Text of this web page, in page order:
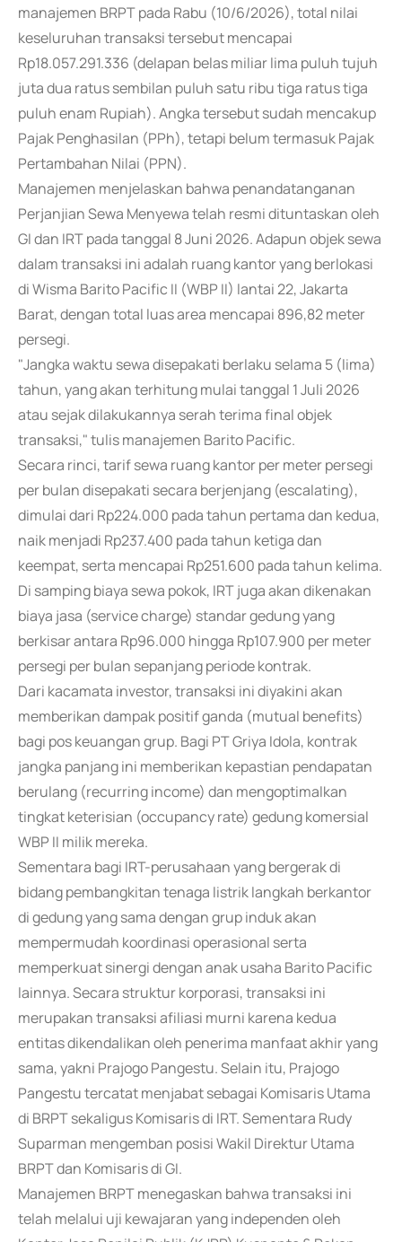
manajemen BRPT pada Rabu (10/6/2026), total nilai
keseluruhan transaksi tersebut mencapai
Rp18.057.291.336 (delapan belas miliar lima puluh tujuh
juta dua ratus sembilan puluh satu ribu tiga ratus tiga
puluh enam Rupiah). Angka tersebut sudah mencakup
Pajak Penghasilan (PPh), tetapi belum termasuk Pajak
Pertambahan Nilai (PPN).
Manajemen menjelaskan bahwa penandatanganan
Perjanjian Sewa Menyewa telah resmi dituntaskan oleh
GI dan IRT pada tanggal 8 Juni 2026. Adapun objek sewa
dalam transaksi ini adalah ruang kantor yang berlokasi
di Wisma Barito Pacific II (WBP II) lantai 22, Jakarta
Barat, dengan total luas area mencapai 896,82 meter
persegi.
"Jangka waktu sewa disepakati berlaku selama 5 (lima)
tahun, yang akan terhitung mulai tanggal 1 Juli 2026
atau sejak dilakukannya serah terima final objek
transaksi," tulis manajemen Barito Pacific.
Secara rinci, tarif sewa ruang kantor per meter persegi
per bulan disepakati secara berjenjang (escalating),
dimulai dari Rp224.000 pada tahun pertama dan kedua,
naik menjadi Rp237.400 pada tahun ketiga dan
keempat, serta mencapai Rp251.600 pada tahun kelima.
Di samping biaya sewa pokok, IRT juga akan dikenakan
biaya jasa (service charge) standar gedung yang
berkisar antara Rp96.000 hingga Rp107.900 per meter
persegi per bulan sepanjang periode kontrak.
Dari kacamata investor, transaksi ini diyakini akan
memberikan dampak positif ganda (mutual benefits)
bagi pos keuangan grup. Bagi PT Griya Idola, kontrak
jangka panjang ini memberikan kepastian pendapatan
berulang (recurring income) dan mengoptimalkan
tingkat keterisian (occupancy rate) gedung komersial
WBP II milik mereka.
Sementara bagi IRT-perusahaan yang bergerak di
bidang pembangkitan tenaga listrik langkah berkantor
di gedung yang sama dengan grup induk akan
mempermudah koordinasi operasional serta
memperkuat sinergi dengan anak usaha Barito Pacific
lainnya. Secara struktur korporasi, transaksi ini
merupakan transaksi afiliasi murni karena kedua
entitas dikendalikan oleh penerima manfaat akhir yang
sama, yakni Prajogo Pangestu. Selain itu, Prajogo
Pangestu tercatat menjabat sebagai Komisaris Utama
di BRPT sekaligus Komisaris di IRT. Sementara Rudy
Suparman mengemban posisi Wakil Direktur Utama
BRPT dan Komisaris di GI.
Manajemen BRPT menegaskan bahwa transaksi ini
telah melalui uji kewajaran yang independen oleh